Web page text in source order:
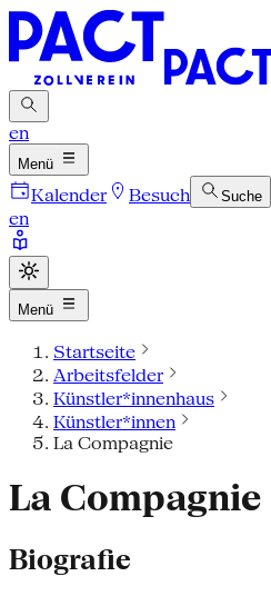
en
Menü
Kalender Besuch Suche
en
Menü
Startseite
Arbeitsfelder
Künstler*innenhaus
Künstler*innen
La Compagnie
La Compagnie
Biografie